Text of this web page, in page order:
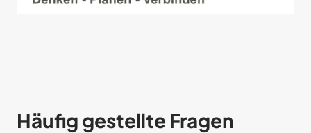
Häufig gestellte Fragen